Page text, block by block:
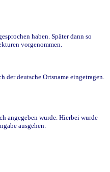
haben. Später dann so
vorgenommen.
deutsche Ortsname eingetragen.
angegeben wurde. Hierbei wurde
ausgehen.